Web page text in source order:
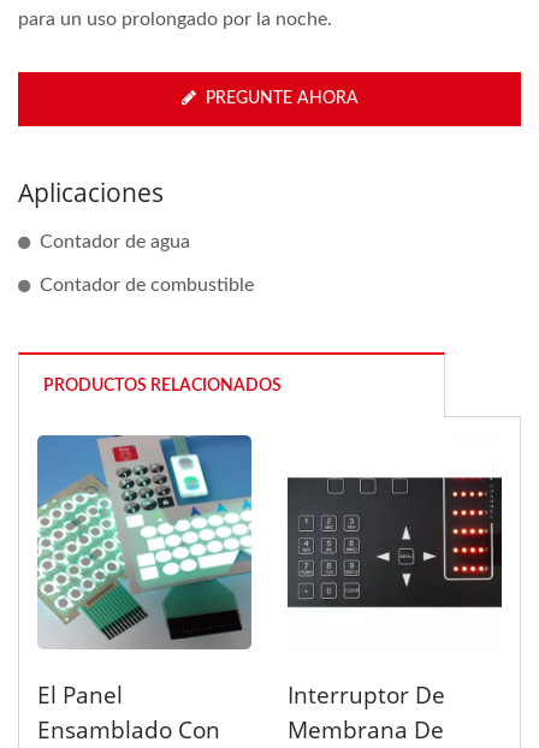
para un uso prolongado por la noche.
PREGUNTE AHORA
Aplicaciones
Contador de agua
Contador de combustible
PRODUCTOS RELACIONADOS
El Panel
Ensamblado Con
Interruptor De
Membrana De